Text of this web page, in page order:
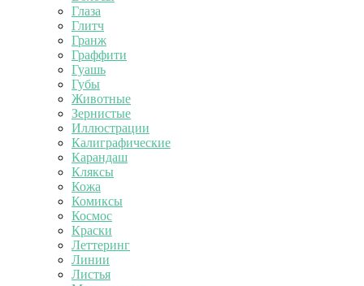
Глаза
Глитч
Гранж
Граффити
Гуашь
Губы
Животные
Зернистые
Иллюстрации
Калиграфические
Карандаш
Кляксы
Кожа
Комиксы
Космос
Краски
Леттеринг
Линии
Листья